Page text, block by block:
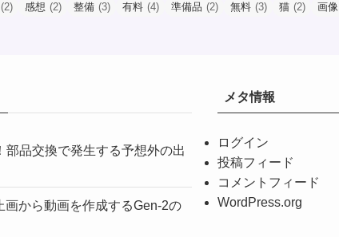
(2) 感想 (2) 整備 (3) 有料 (4) 準備品 (2) 無料 (3) 猫 (2) 画像
部品交換で発生する予想外の出
画から動画を作成するGen-2の
メタ情報
ログイン
投稿フィード
コメントフィード
WordPress.org